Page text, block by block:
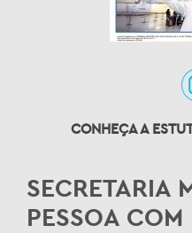
CONHEÇA A
SECRETARIA
PESSOA